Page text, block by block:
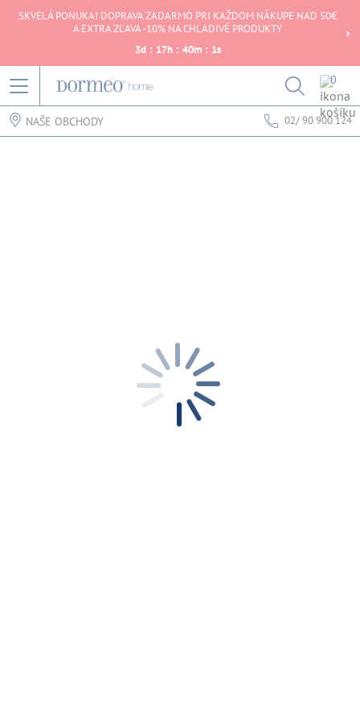
SKVELÁ PONUKA! DOPRAVA ZADARMO PRI KAŽDOM NÁKUPE NAD 50€
A EXTRA ZĽAVA -10% NA CHLADIVÉ PRODUKTY
3d : 17h : 40m : 1s
0
NAŠE OBCHODY 02/ 90 900 124